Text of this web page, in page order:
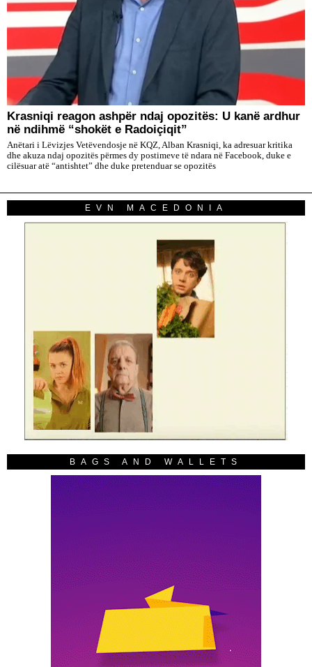
​Krasniqi reagon ashpër ndaj opozitës: U kanë ardhur
në ndihmë “shokët e Radoiçiqit”
Anëtari i Lëvizjes Vetëvendosje në KQZ, Alban Krasniqi, ka adresuar kritika
dhe akuza ndaj opozitës përmes dy postimeve të ndara në Facebook, duke e
cilësuar atë “antishtet” dhe duke pretenduar se opozitës
EVN MACEDONIA
BAGS AND WALLETS